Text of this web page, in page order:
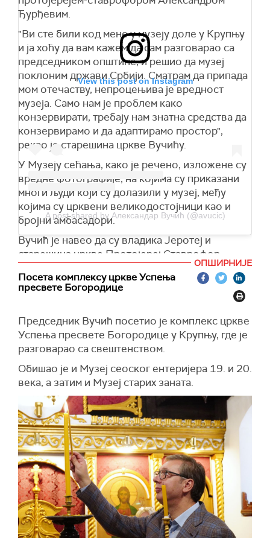
"Чека нас много, много, много обарања руку са
њима, а да ли ће и како то све ићи, видећемо у
наредних две године. Па полако. Нисам ја ту
да поверујем или не верујем. Не интересује ме
то", рекао је Вучић новинарима.
Наше да као држава, додао је, урадимо све
што можемо "направимо најбољи могући
надзор, да контролишемо све и да можемо ми
људима да кажемо да ли ће нешто да буде
сигурно или не".
"Ако ми не будемо могли да кажемо да је нешто
сигурно, нећемо рећи. Ако будемо могли да
кажемо, онда ће то да буде сигурно", поручио
је Вучић.
Председник је додао да има много још посла и
проблема и око ситуације на Косову и
Метохији и сталних провокација Аљбина
Куртија.
"Имамо много изазова везано за Експо. Сад
нам долази израелски председник, па ускоро
су и Уједињење нације. Много, много посла,
пре тога Брисел. Много посета, важних
догађаја. Па да гурамо Србију напред", рекао је
Вучић.
Ђурђевим.
"Ви сте били код мене у музеју доле у Крупњу
и ја хоћу да вам кажем да сам разговарао са
председником општине, и решио да музеј
поклоним држави Србији. Сматрам да припада
мом отечаству, непроцењива је вредност
музеја. Само нам је проблем како
конзервирати, требају нам знатна средства да
конзервирамо и да адаптирамо простор",
рекао је старешина цркве Вучићу.
У Музеју сећања, како је речено, изложене су
вредне фотографије, на којима су приказани
многи људи који су долазили у музеј, међу
којима су црквени великодостојници као и
бројни амбасадори.
Вучић је навео да су владика Јеротеј и
старешина цркве Протојереј Ставрофор
Александар Ђурђев дивни домаћини, и да са
толико љубави воде рачуна о овој светињи.
пресвете Богородице у Крупњу не могу се
описати речима", написао је Вучић на
Инстаграму.
View this post on Instagram
A post shared by Александар Вучић (@avucic)
ОПШИРНИЈЕ
Посета комплексу цркве Успења
пресвете Богородице
Председник Вучић посетио је комплекс цркве
Успења пресвете Богородице у Крупњу, где је
разговарао са свештенством.
Обишао је и Музеј сеоског ентеријера 19. и 20.
века, а затим и Музеј старих заната.